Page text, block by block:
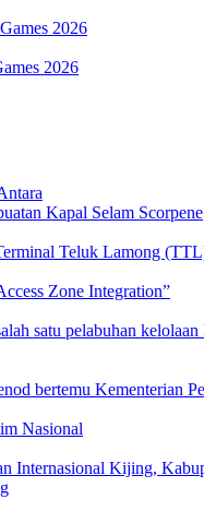
2026
2026
Kapal Selam Scorpene
Zone Integration”
Nasional